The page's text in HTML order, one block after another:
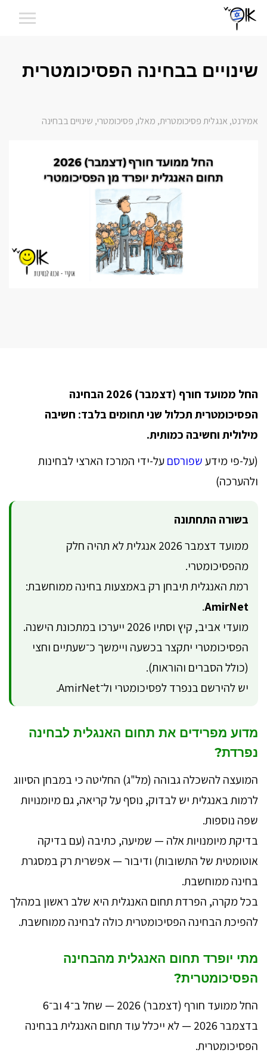
שינויים בבחינה הפסיכומטרית
אמירנט, אנגלית פסיכומטרית, מאלו, פסיכומטרי, שינויים בבחינה
החל ממועד חורף (דצמבר) 2026 הבחינה
הפסיכומטרית תכלול שני תחומים בלבד: חשיבה
מילולית וחשיבה כמותית.
(על-פי מידעשפורסםעל-ידי המרכז הארצי לבחינות
ולהערכה)
בשורה התחתונה
ממועד דצמבר 2026 אנגלית לא תהיה חלק
מהפסיכומטרי.
רמת האנגלית תיבחן רק באמצעות בחינה ממוחשבת:
AmirNet
.
מועדי אביב, קיץ וסתיו 2026 ייערכו במתכונת הישנה.
הפסיכומטרי יתקצר בכשעה ויימשך כ־שעתיים וחצי
(כולל הסברים והוראות).
יש להירשם בנפרד לפסיכומטרי ול־AmirNet.
מדוע מפרידים את תחום האנגלית לבחינה
נפרדת?
המועצה להשכלה גבוהה (מל"ג) החליטה כי במבחן הסיווג
לרמות באנגלית יש לבדוק, נוסף על קריאה, גם מיומנויות
שפה נוספות.
בדיקת מיומנויות אלה — שמיעה, כתיבה (עם בדיקה
אוטומטית של התשובות) ודיבור — אפשרית רק במסגרת
בחינה ממוחשבת.
בכל מקרה, הפרדת תחום האנגלית היא שלב ראשון במהלך
להפיכת הבחינה הפסיכומטרית כולה לבחינה ממוחשבת.
מתי יופרד תחום האנגלית מהבחינה
הפסיכומטרית?
החל ממועד חורף (דצמבר) 2026 — שחל ב־4 וב־6
בדצמבר 2026 — לא ייכלל עוד תחום האנגלית בבחינה
הפסיכומטרית.